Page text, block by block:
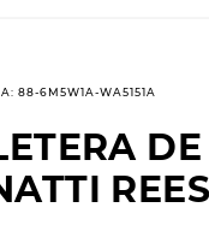
:88-6M5W1A-WA5151A